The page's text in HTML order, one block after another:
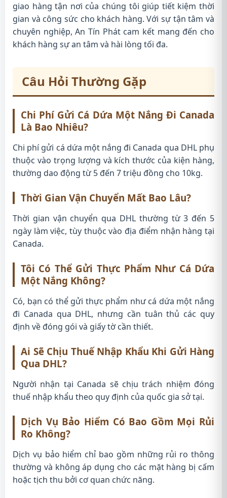
giao hàng tận nơi của chúng tôi giúp tiết kiệm thời
gian và công sức cho khách hàng. Với sự tận tâm và
chuyên nghiệp, An Tín Phát cam kết mang đến cho
khách hàng sự an tâm và hài lòng tối đa.
Câu Hỏi Thường Gặp
Chi Phí Gửi Cá Dứa Một Nắng Đi Canada
Là Bao Nhiêu?
Chi phí gửi cá dứa một nắng đi Canada qua DHL phụ
thuộc vào trọng lượng và kích thước của kiện hàng,
thường dao động từ 5 đến 7 triệu đồng cho 10kg.
Thời Gian Vận Chuyển Mất Bao Lâu?
Thời gian vận chuyển qua DHL thường từ 3 đến 5
ngày làm việc, tùy thuộc vào địa điểm nhận hàng tại
Canada.
Tôi Có Thể Gửi Thực Phẩm Như Cá Dứa
Một Nắng Không?
Có, bạn có thể gửi thực phẩm như cá dứa một nắng
đi Canada qua DHL, nhưng cần tuân thủ các quy
định về đóng gói và giấy tờ cần thiết.
Ai Sẽ Chịu Thuế Nhập Khẩu Khi Gửi Hàng
Qua DHL?
Người nhận tại Canada sẽ chịu trách nhiệm đóng
thuế nhập khẩu theo quy định của quốc gia sở tại.
Dịch Vụ Bảo Hiểm Có Bao Gồm Mọi Rủi
Ro Không?
Dịch vụ bảo hiểm chỉ bao gồm những rủi ro thông
thường và không áp dụng cho các mặt hàng bị cấm
hoặc tịch thu bởi cơ quan chức năng.